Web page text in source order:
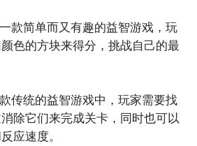
款简单而又有趣的益智游戏，玩
色的方块来得分，挑战自己的最
传统的益智游戏中，玩家需要找
除它们来完成关卡，同时也可以
应速度。